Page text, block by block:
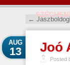
←
Joó
AUG
13
Posted